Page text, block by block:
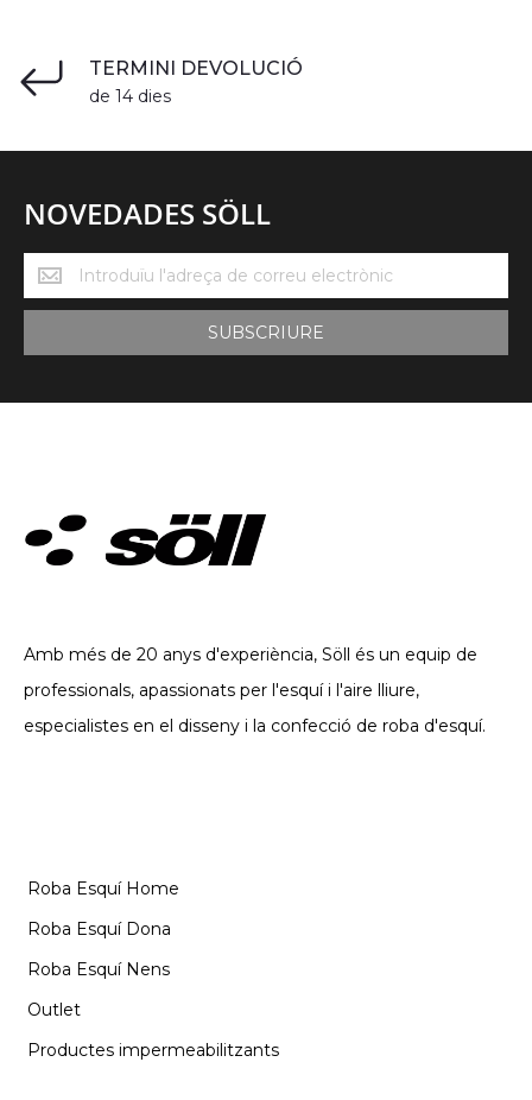
TERMINI DEVOLUCIÓ
de 14 dies
NOVEDADES SÖLL
Novedades
Söll
SUBSCRIURE
Amb més de 20 anys d'experiència, Söll és un equip de
professionals, apassionats per l'esquí i l'aire lliure,
especialistes en el disseny i la confecció de roba d'esquí.
Roba Esquí Home
Roba Esquí Dona
Roba Esquí Nens
Outlet
Productes impermeabilitzants